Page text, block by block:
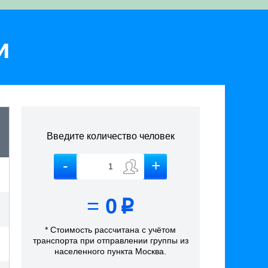
Введите количество человек
= 0 p
* Стоимость рассчитанас учётом
транспорта при отправлении группы из
населенного пункта Москва